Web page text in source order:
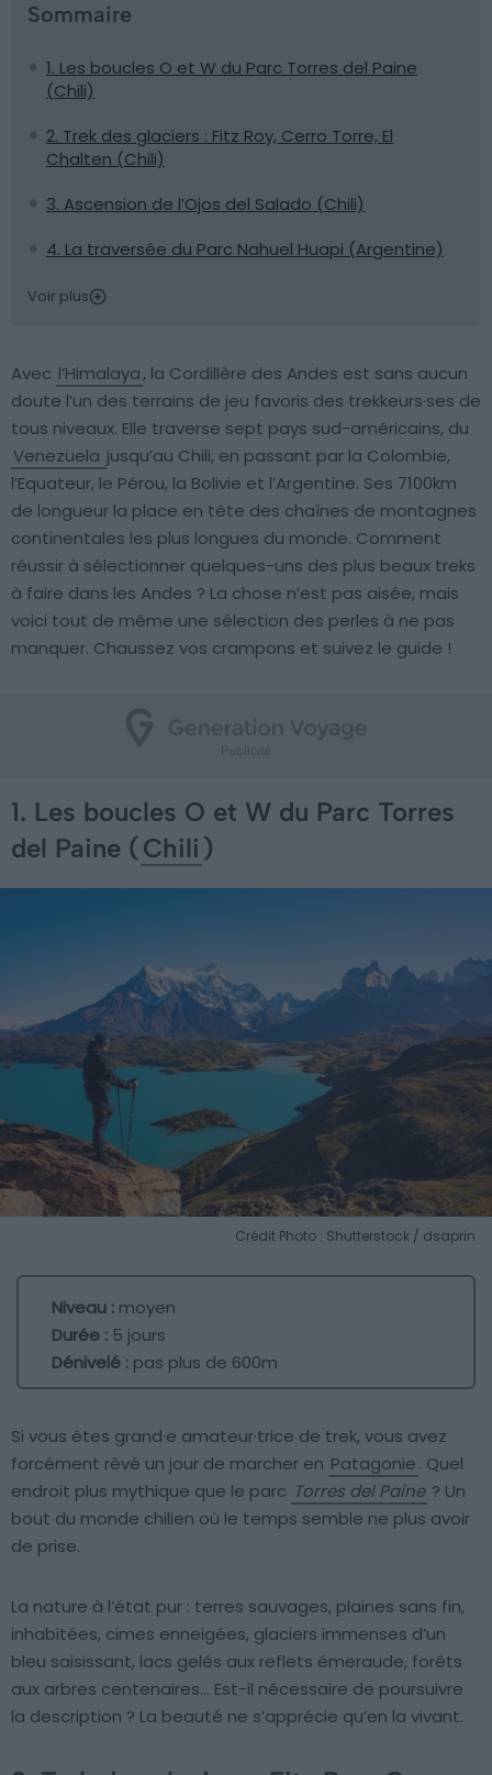
Sommaire
1. Les boucles O et W du Parc Torres del Paine
(Chili)
2. Trek des glaciers : Fitz Roy, Cerro Torre, El
Chalten (Chili)
3. Ascension de l’Ojos del Salado (Chili)
4. La traversée du Parc Nahuel Huapi (Argentine)
Voir plus
Avec l’Himalaya, la Cordillère des Andes est sans aucun
doute l’un des terrains de jeu favoris des trekkeurs·ses de
tous niveaux. Elle traverse sept pays sud-américains, du
Venezuela jusqu’au Chili, en passant par la Colombie,
l’Equateur, le Pérou, la Bolivie et l’Argentine. Ses 7100km
de longueur la place en tête des chaînes de montagnes
continentales les plus longues du monde. Comment
réussir à sélectionner quelques-uns des plus beaux treks
à faire dans les Andes ? La chose n’est pas aisée, mais
voici tout de même une sélection des perles à ne pas
manquer. Chaussez vos crampons et suivez le guide !
1. Les boucles O et W du Parc Torres
del Paine (Chili )
Crédit Photo : Shutterstock / dsaprin
Niveau : moyen
Durée : 5 jours
Dénivelé : pas plus de 600m
Si vous êtes grand·e amateur·trice de trek, vous avez
forcément rêvé un jour de marcher en Patagonie. Quel
endroit plus mythique que le parc Torres del Paine ? Un
bout du monde chilien où le temps semble ne plus avoir
de prise.
La nature à l’état pur : terres sauvages, plaines sans fin,
inhabitées, cimes enneigées, glaciers immenses d’un
bleu saisissant, lacs gelés aux reflets émeraude, forêts
aux arbres centenaires… Est-il nécessaire de poursuivre
la description ? La beauté ne s’apprécie qu’en la vivant.